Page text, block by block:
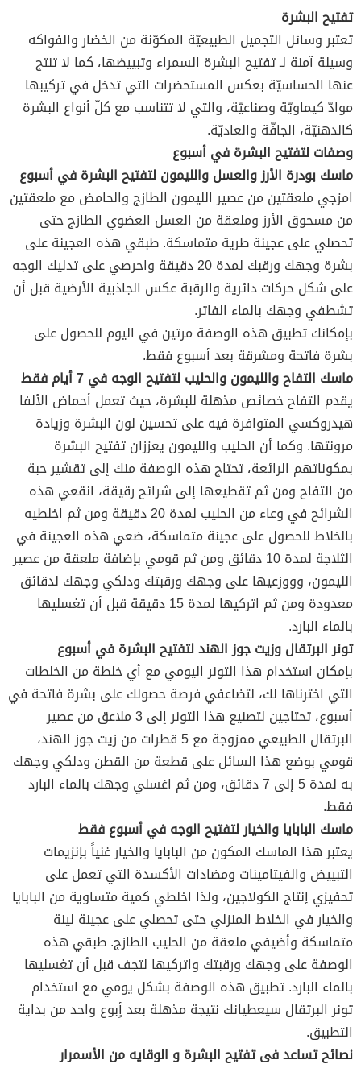
تفتيح البشرة
تعتبر وسائل التجميل الطبيعيّة المكوّنة من الخضار والفواكه
وسيلة آمنة لـ تفتيح البشرة السمراء وتبييضها، كما لا تنتج
عنها الحساسيّة بعكس المستحضرات التي تدخل في تركيبها
موادّ كيماويّة وصناعيّة، والتي لا تتناسب مع كلّ أنواع البشرة
كالدهنيّة، الجافّة والعاديّة.
وصفات لتفتيح البشرة في أسبوع
ماسك بودرة الأرز والعسل والليمون لتفتيح البشرة في أسبوع
امزجي ملعقتين من عصير الليمون الطازج والحامض مع ملعقتين
من مسحوق الأرز وملعقة من العسل العضوي الطازج حتى
تحصلي على عجينة طرية متماسكة. طبقي هذه العجينة على
بشرة وجهك ورقبك لمدة 20 دقيقة واحرصي على تدليك الوجه
على شكل حركات دائرية والرقبة عكس الجاذبية الأرضية قبل أن
تشطفي وجهك بالماء الفاتر.
بإمكانك تطبيق هذه الوصفة مرتين في اليوم للحصول على
بشرة فاتحة ومشرقة بعد أسبوع فقط.
ماسك التفاح والليمون والحليب لتفتيح الوجه في 7 أيام فقط
يقدم التفاح خصائص مذهلة للبشرة، حيث تعمل أحماض الألفا
هيدروكسي المتوافرة فيه على تحسين لون البشرة وزيادة
مرونتها. وكما أن الحليب والليمون يعززان تفتيح البشرة
بمكوناتهم الرائعة، تحتاج هذه الوصفة منك إلى تقشير حبة
من التفاح ومن ثم تقطيعها إلى شرائح رقيقة، انقعي هذه
الشرائح في وعاء من الحليب لمدة 20 دقيقة ومن ثم اخلطيه
بالخلاط للحصول على عجينة متماسكة، ضعي هذه العجينة في
الثلاجة لمدة 10 دقائق ومن ثم قومي بإضافة ملعقة من عصير
الليمون، وووزعيها على وجهك ورقبتك ودلكي وجهك لدقائق
معدودة ومن ثم اتركيها لمدة 15 دقيقة قبل أن تغسليها
بالماء البارد.
تونر البرتقال وزيت جوز الهند لتفتيح البشرة في أسبوع
بإمكان استخدام هذا التونر اليومي مع أي خلطة من الخلطات
التي اخترناها لك، لتضاعفي فرصة حصولك على بشرة فاتحة في
أسبوع، تحتاجين لتصنيع هذا التونر إلى 3 ملاعق من عصير
البرتقال الطبيعي ممزوجة مع 5 قطرات من زيت جوز الهند،
قومي بوضع هذا السائل على قطعة من القطن ودلكي وجهك
به لمدة 5 إلى 7 دقائق، ومن ثم اغسلي وجهك بالماء البارد
فقط.
ماسك البابايا والخيار لتفتيح الوجه في أسبوع فقط
يعتبر هذا الماسك المكون من البابايا والخيار غنياً بإنزيمات
التبييض والفيتامينات ومضادات الأكسدة التي تعمل على
تحفيزي إنتاج الكولاجين، ولذا اخلطي كمية متساوية من البابايا
والخيار في الخلاط المنزلي حتى تحصلي على عجينة لينة
متماسكة وأضيفي ملعقة من الحليب الطازج. طبقي هذه
الوصفة على وجهك ورقبتك واتركيها لتجف قبل أن تغسليها
بالماء البارد. تطبيق هذه الوصفة بشكل يومي مع استخدام
تونر البرتقال سيعطيانك نتيجة مذهلة بعد أٍبوع واحد من بداية
التطبيق.
نصائح تساعد فى تفتيح البشرة و الوقايه من الأسمرار